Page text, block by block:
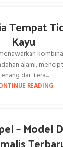
Tempat
Kayu
alami,
dan tera...
READING
– Model